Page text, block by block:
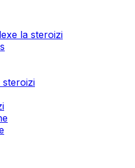
la steroizi
steroizi